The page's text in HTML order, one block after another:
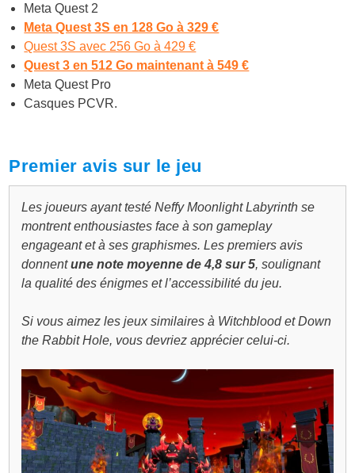
Meta Quest 2
Meta Quest 3S en 128 Go à 329 €
Quest 3S avec 256 Go à 429 €
Quest 3 en 512 Go maintenant à 549 €
Meta Quest Pro
Casques PCVR.
Premier avis sur le jeu
Les joueurs ayant testé Neffy Moonlight Labyrinth se
montrent enthousiastes face à son gameplay
engageant et à ses graphismes. Les premiers avis
donnentune note moyenne de 4,8 sur 5, soulignant
la qualité des énigmes et l’accessibilité du jeu.
Si vous aimez les jeux similaires à Witchblood et Down
the Rabbit Hole, vous devriez apprécier celui-ci.